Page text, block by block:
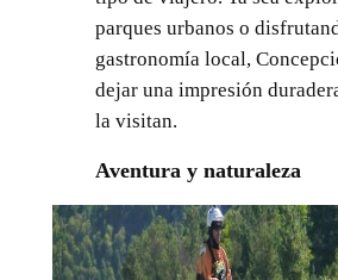
parques urbanos o
gastronomía local,
dejar una impresión
la visitan.
Aventura y naturaleza